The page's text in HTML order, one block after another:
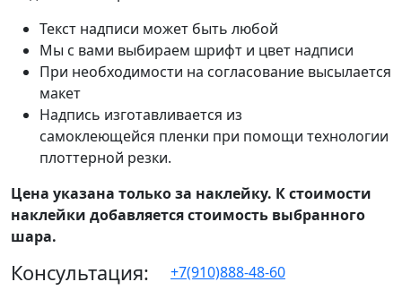
Текст надписи может быть любой
Мы с вами выбираем шрифт и цвет надписи
При необходимости на согласование высылается
макет
Надпись изготавливается из
самоклеющейся пленки при помощи технологии
плоттерной резки.
Цена указана только за наклейку. К стоимости
наклейки добавляется стоимость выбранного
шара.
Консультация: +7(910)888-48-60